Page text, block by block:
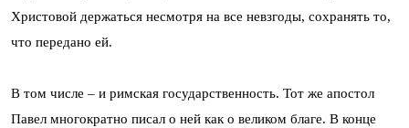
Христовой держаться несмотря на все невзгоды, сохранять то,
что передано ей.
В том числе – и римская государственность. Тот же апостол
Павел многократно писал о ней как о великом благе. В конце